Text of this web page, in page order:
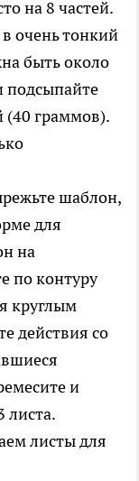
очень тонкий
быть около
подсыпайте
(40 граммов).
шаблон,
для
на
по контуру
круглым
действия со
и
листа.